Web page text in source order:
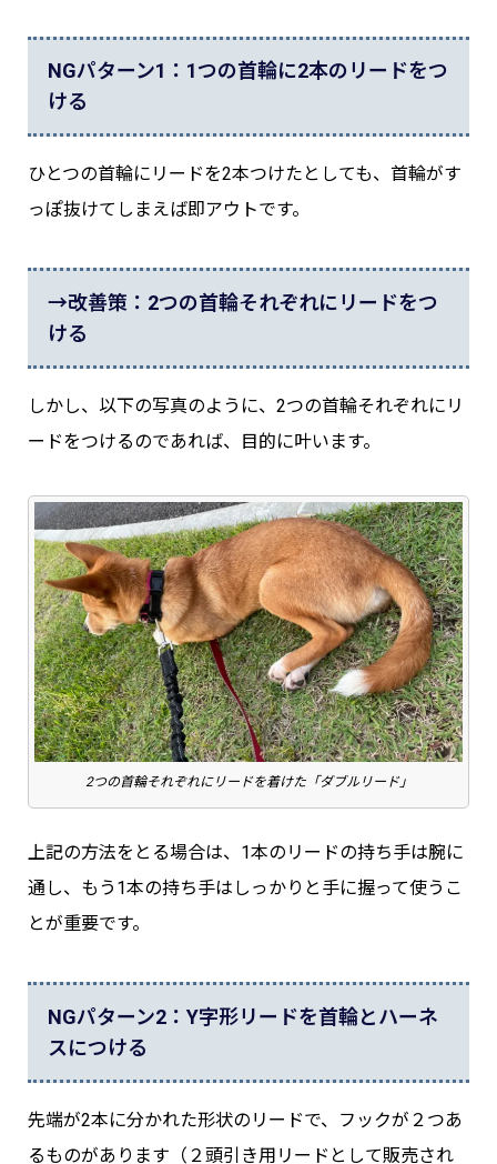
NGパターン1：1つの首輪に2本のリードをつ
ける
ひとつの首輪にリードを2本つけたとしても、首輪がす
っぽ抜けてしまえば即アウトです。
→改善策：2つの首輪それぞれにリードをつ
ける
しかし、以下の写真のように、2つの首輪それぞれにリ
ードをつけるのであれば、目的に叶います。
2つの首輪それぞれにリードを着けた「ダブルリード」
上記の方法をとる場合は、1本のリードの持ち手は腕に
通し、もう1本の持ち手はしっかりと手に握って使うこ
とが重要です。
NGパターン2：Y字形リードを首輪とハーネ
スにつける
先端が2本に分かれた形状のリードで、フックが２つあ
るものがあります（２頭引き用リードとして販売され